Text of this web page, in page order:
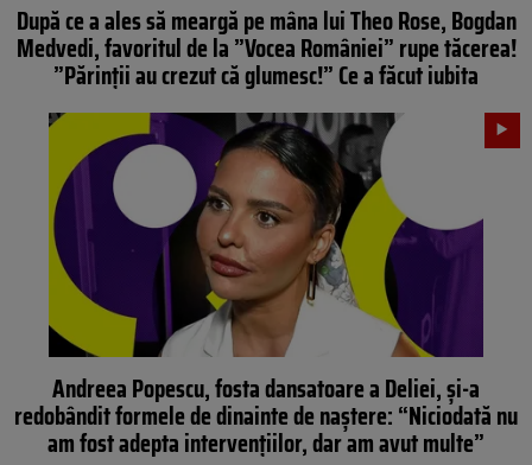
După ce a ales să meargă pe mâna lui Theo Rose, Bogdan
Medvedi, favoritul de la ”Vocea României” rupe tăcerea!
”Părinții au crezut că glumesc!” Ce a făcut iubita
Andreea Popescu, fosta dansatoare a Deliei, și-a
redobândit formele de dinainte de naștere: “Niciodată nu
am fost adepta intervențiilor, dar am avut multe”